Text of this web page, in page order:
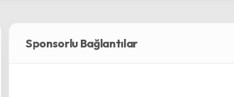
Sponsorlu Bağlantılar